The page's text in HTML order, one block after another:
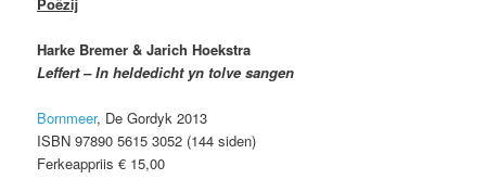
Harke Bremer & Jarich Hoekstra
Leffert – In heldedicht yn tolve sangen
Bornmeer, De Gordyk 2013
ISBN 97890 5615 3052 (144 siden)
Ferkeappriis € 15,00